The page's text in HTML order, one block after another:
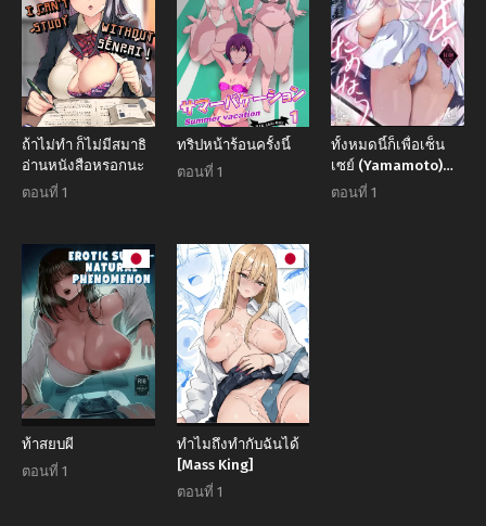
ถ้าไม่ทำ ก็ไม่มีสมาธิ
อ่านหนังสือหรอกนะ
ตอนที่ 1
ทริปหน้าร้อนครั้งนี้
ตอนที่ 1
ทั้งหมดนี้ก็เพื่อเซ็น
เซย์ (Yamamoto)
(Blue Archive)
ตอนที่ 1
ท้าสยบผี
ตอนที่ 1
ทำไมถึงทำกับฉันได้
[Mass King]
ตอนที่ 1